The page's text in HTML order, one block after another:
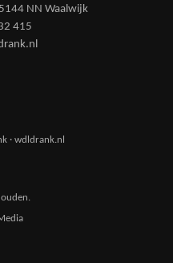
NN Waalwijk
415
· wdldrank.nl